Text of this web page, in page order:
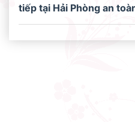
tiếp tại Hải Phòng an